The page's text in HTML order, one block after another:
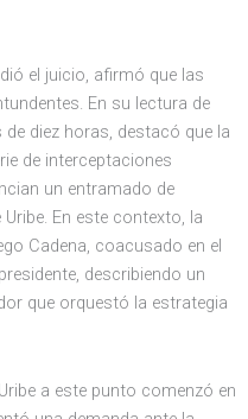
el juicio, afirmó que las
En su lectura de
diez horas, destacó que la
de interceptaciones
un entramado de
En este contexto, la
Cadena, coacusado en el
describiendo un
que orquestó la estrategia
a este punto comenzó en